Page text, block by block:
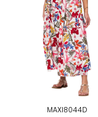
MAXI8044D